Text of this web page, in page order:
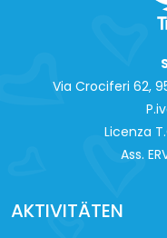
Via Crociferi 62,
Licenza
Ass.
AKTIVITÄTEN